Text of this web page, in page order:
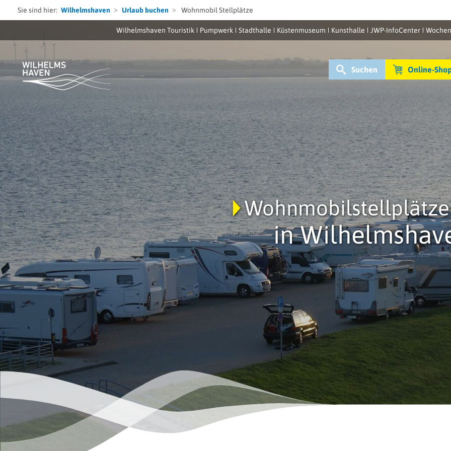
Sie sind hier: Wilhelmshaven Urlaub buchen Wohnmobil Stellplätze
Wilhelmshaven Touristik Pumpwerk Stadthalle Küstenmuseum Kunsthalle JWP-InfoCenter
Suchen Online-
Wohnmobilstellplätze
in